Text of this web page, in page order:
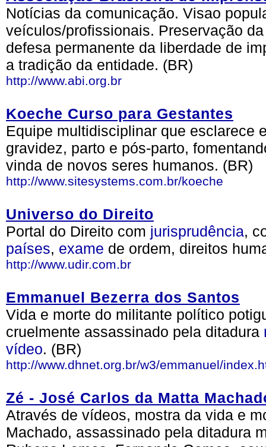
Notícias da comunicação. Visao
veículos/profissionais. Preservação
defesa permanente da liberdade de
a tradição da entidade. (BR)
http://www.abi.org.br
Koeche Curso para Gestantes
Equipe multidisciplinar que esclarece
gravidez, parto e pós-parto,
vinda de novos seres humanos. (BR)
http://www.sitesystems.com.br/koeche
Universo do Direito
Portal do Direito com jurisprudência,
países, exame de ordem, direitos
http://www.udir.com.br
Emmanuel Bezerra dos Santos
Vida e morte do militante político
cruelmente assassinado pela ditadura
vídeo. (BR)
http://www.dhnet.org.br/w3/emmanuel/
Zé - José Carlos da Matta
Através de vídeos, mostra da vida e
Machado, assassinado pela ditadura